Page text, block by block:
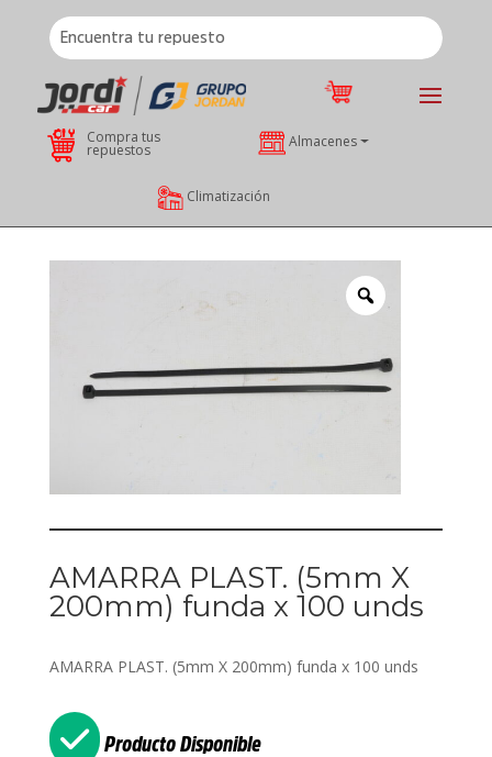
Compra tus
repuestos Almacenes
Climatización
AMARRA PLAST. (5mm X
200mm) funda x 100 unds
AMARRA PLAST. (5mm X 200mm) funda x 100 unds
Producto Disponible